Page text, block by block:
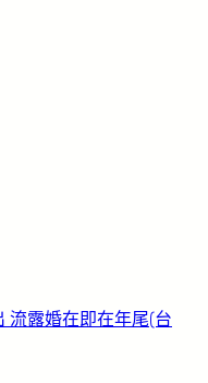
流露婚在即在年尾(台